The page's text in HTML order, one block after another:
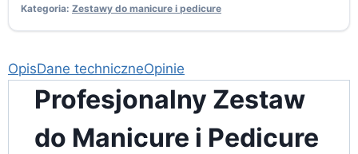
Kategoria: Zestawy do manicure i pedicure
OpisDane techniczneOpinie
Profesjonalny Zestaw
do Manicure i Pedicure